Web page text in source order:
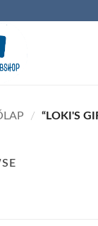
/ “LOKI'S